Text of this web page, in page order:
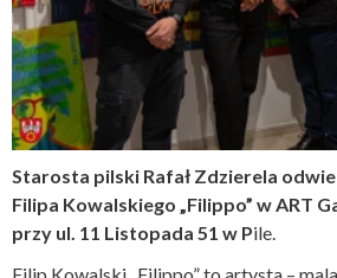
Starosta pilski Rafał Zdzierela
Filipa Kowalskiego „Filippo” w ART
przy ul. 11 Listopada 51 w Pile.